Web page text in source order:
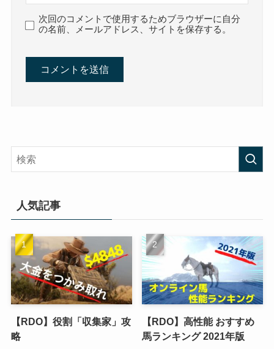
次回のコメントで使用するためブラウザーに自分
の名前、メールアドレス、サイトを保存する。
人気記事
【RDO】役割「収集家」攻
略
【RDO】高性能 おすすめ
馬ランキング 2021年版